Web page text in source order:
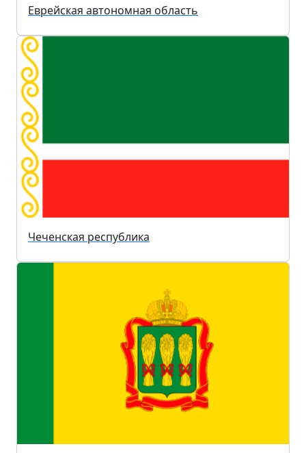
Еврейская автономная область
Чеченская республика